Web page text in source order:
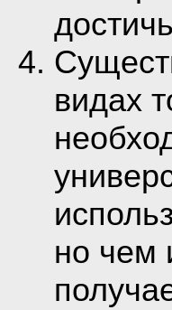
видах
но чем